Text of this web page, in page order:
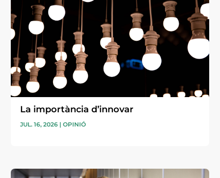
La importància d’innovar
JUL. 16, 2026 |OPINIÓ